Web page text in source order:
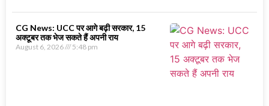
CG News: UCC पर आगे बढ़ी सरकार, 15
अक्टूबर तक भेज सकते हैं अपनी राय
August 6, 2026 5:48 pm